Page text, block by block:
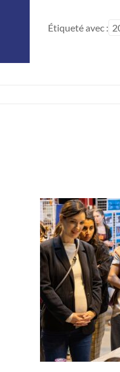
Étiqueté avec :